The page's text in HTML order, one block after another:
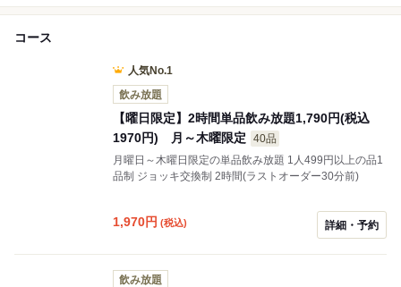
コース
人気No.1
飲み放題
【曜日限定】2時間単品飲み放題1,790円(税込
1970円) 月～木曜限定
40品
月曜日～木曜日限定の単品飲み放題 1人499円以上の品1
品制 ジョッキ交換制 2時間(ラストオーダー30分前)
1,970円 (税込) 詳細・予約
飲み放題